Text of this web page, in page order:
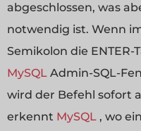
abgeschlossen, was
notwendig ist. Wenn
Semikolon die
MySQL Admin-SQL-
wird der Befehl sofort
erkennt MySQL , wo